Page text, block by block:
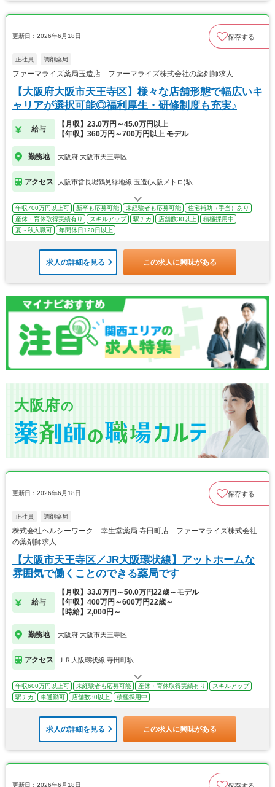
更新日：2026年6月18日 保存する
正社員 調剤薬局
ファーマライズ薬局玉造店 ファーマライズ株式会社の薬剤師求人
【大阪府大阪市天王寺区】様々な店舗形態で幅広いキ
ャリアが選択可能◎福利厚生・研修制度も充実♪
給与
【月収】23.0万円～45.0万円以上
【年収】360万円～700万円以上 モデル
勤務地 大阪府 大阪市天王寺区
アクセス 大阪市営長堀鶴見緑地線 玉造(大阪メトロ)駅
年収700万円以上可 新卒も応募可能 未経験者も応募可能
住宅補助（手当）あり
産休・育休取得実績有り
スキルアップ 駅チカ 店舗数30以上
積極採用中
夏～秋入職可
年間休日120日以上
求人の詳細を見る この求人に興味がある
大阪府の
更新日：2026年6月18日 保存する
正社員 調剤薬局
株式会社ヘルシーワーク 幸生堂薬局 寺田町店 ファーマライズ株式会社
の薬剤師求人
【大阪市天王寺区／JR大阪環状線】アットホームな
雰囲気で働くことのできる薬局です
給与
【月収】33.0万円～50.0万円22歳～モデル
【年収】400万円～600万円22歳～
【時給】2,000円～
勤務地 大阪府 大阪市天王寺区
アクセス ＪＲ大阪環状線 寺田町駅
年収600万円以上可 未経験者も応募可能 産休・育休取得実績有り
スキルアップ
駅チカ
車通勤可 店舗数30以上 積極採用中
求人の詳細を見る この求人に興味がある
更新日：2026年6月18日